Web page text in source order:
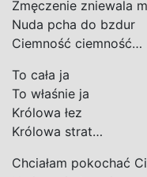
Zmęczenie zniewala
Nuda pcha do bzdur
Ciemność ciemność…
To cała ja
To właśnie ja
Królowa łez
Królowa strat…
Chciałam pokochać